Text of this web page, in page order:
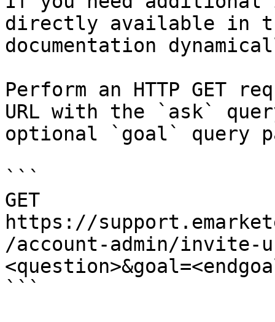
directly available in
documentation
Perform an HTTP GET
URL with the `ask`
optional `goal` query
```
GET
https://
/account-admin/invite-
```